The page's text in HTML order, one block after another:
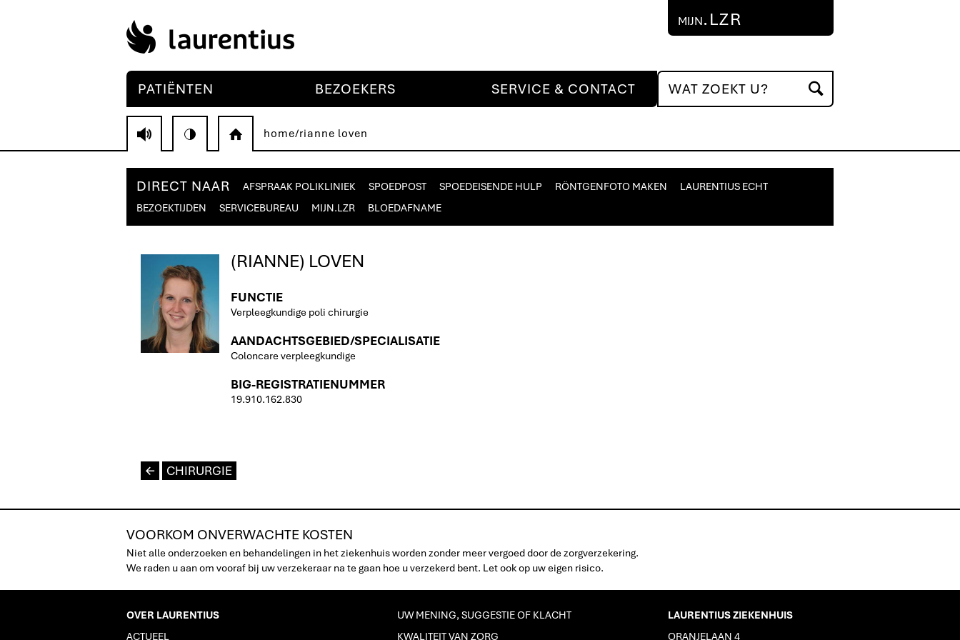
MIJN.LZR
PATIËNTEN BEZOEKERS SERVICE & CONTACT
V H home/rianne loven
DIRECT NAAR AFSPRAAK POLIKLINIEK SPOEDPOST SPOEDEISENDE HULP RÖNTGENFOTO MAKEN
LAURENTIUS ECHT
BEZOEKTIJDEN
SERVICEBUREAU MIJN.LZR BLOEDAFNAME
(RIANNE) LOVEN
FUNCTIE
Verpleegkundige poli chirurgie
AANDACHTSGEBIED/SPECIALISATIE
Coloncare verpleegkundige
BIG-REGISTRATIENUMMER
19.910.162.830
L CHIRURGIE
VOORKOM ONVERWACHTE KOSTEN
Niet alle onderzoeken en behandelingen in het ziekenhuis worden zonder meer vergoed door de zorgverzekering.
We raden u aan om vooraf bij uw verzekeraar na te gaan hoe u verzekerd bent. Let ook op uw eigen risico.
OVER LAURENTIUS
ACTUEEL
UW MENING, SUGGESTIE OF KLACHT
KWALITEIT VAN ZORG
LAURENTIUS ZIEKENHUIS
ORANJELAAN 4